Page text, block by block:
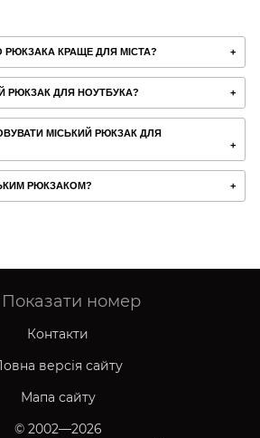
РЮКЗАКА КРАЩЕ ДЛЯ МІСТА?
РЮКЗАК ДЛЯ НОУТБУКА?
МІСЬКИЙ РЮКЗАК ДЛЯ
РЮКЗАКОМ?
Показати номер
Контакти
версія сайту
Мапа сайту
© 2002—2026